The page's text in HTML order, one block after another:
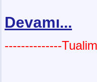
Devamı...
--------------